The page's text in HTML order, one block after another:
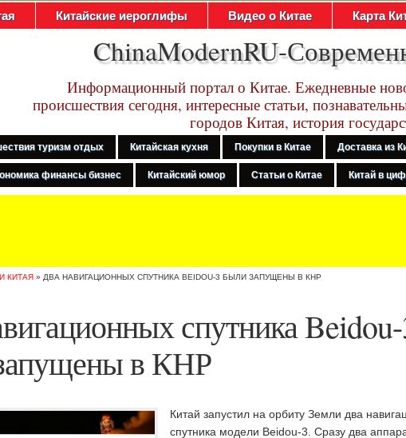
Китайские иероглифы Видео о Китае Карта
ChinaModernRU-
Информационный портал о Китае. Ежедневные
происшествия сегодня, интересные статьи,
городов Китая, история
туризм отдых Китайская кухня Покупки в Китае Доставка из
финансы бизнес Китайский юмор Статьи о Китае Китай в
КИТАЯ » ДВА НАВИГАЦИОННЫХ СПУТНИКА BEIDOU-3 БЫЛИ ЗАПУЩЕНЫ В КНР
спутника
в КНР
Китай запустил на орбиту Земли два
спутника модели Beidou-3. Сразу два